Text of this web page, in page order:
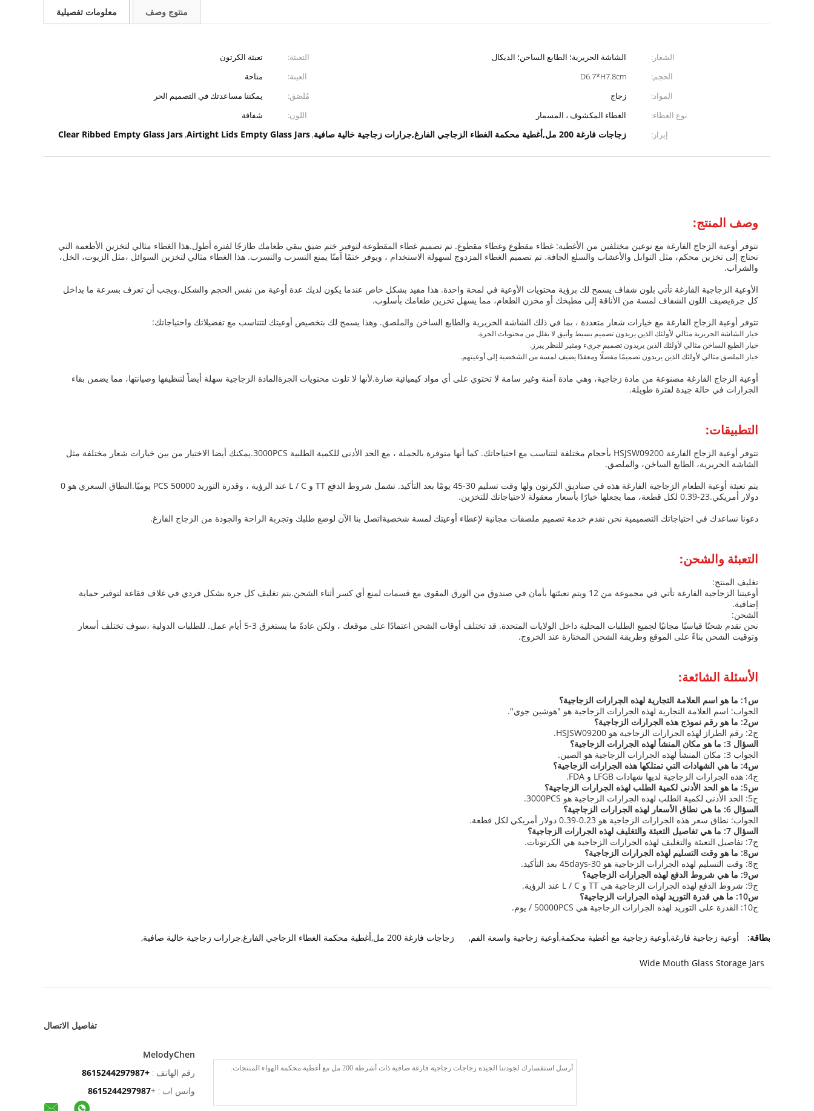
معلومات تفصيلية منتوج وصف
الشعار: الشاشة الحريرية؛ الطابع الساخن؛ الديكال التعبئة:
تعبئة الكرتون
الحجم:
D6.7*H7.8cm العينة:
متاحة
المواد:
زجاج مُلصَق:
يمكننا مساعدتك في التصميم الحر
نوع الغطاء:
الغطاء المكشوف ، المسمار اللون:
شفافة
إبراز:
زجاجات فارغة 200 مل,أغطية محكمة الغطاء الزجاجي الفارغ,جرارات زجاجية خالية صافية ,
Airtight Lids Empty Glass Jars
,
Clear Ribbed Empty Glass Jars
وصف المنتج:
تتوفر أوعية الزجاج الفارغة مع نوعين مختلفين من الأغطية: غطاء مقطوع وغطاء مقطوع. تم تصميم غطاء المقطوعة لتوفير ختم ضيق يبقي طعامك طازجًا لفترة أطول.هذا الغطاء مثالي لتخزين الأطعمة التي
تحتاج إلى تخزين محكم، مثل التوابل والأعشاب والسلع الجافة. تم تصميم الغطاء المزدوج لسهولة الاستخدام ، ويوفر ختمًا آمنًا يمنع التسرب والتسرب. هذا الغطاء مثالي لتخزين السوائل ،مثل الزيوت، الخل،
والشراب.
الأوعية الزجاجية الفارغة تأتي بلون شفاف يسمح لك برؤية محتويات الأوعية في لمحة واحدة. هذا مفيد بشكل خاص عندما يكون لديك عدة أوعية من نفس الحجم والشكل،ويجب أن تعرف بسرعة ما بداخل
كل جرةيضيف اللون الشفاف لمسة من الأناقة إلى مطبخك أو مخزن الطعام، مما يسهل تخزين طعامك بأسلوب.
تتوفر أوعية الزجاج الفارغة مع خيارات شعار متعددة ، بما في ذلك الشاشة الحريرية والطابع الساخن والملصق. وهذا يسمح لك بتخصيص أوعيتك لتتناسب مع تفضيلاتك واحتياجاتك:
خيار الشاشة الحريرية مثالي لأولئك الذين يريدون تصميم بسيط وأنيق لا يقلل من محتويات الجرة.
خيار الطبع الساخن مثالي لأولئك الذين يريدون تصميم جريء ومثير للنظر يبرز.
خيار الملصق مثالي لأولئك الذين يريدون تصميمًا مفصلًا ومعقدًا يضيف لمسة من الشخصية إلى أوعيتهم.
أوعية الزجاج الفارغة مصنوعة من مادة زجاجية، وهي مادة آمنة وغير سامة لا تحتوي على أي مواد كيميائية ضارة.لأنها لا تلوث محتويات الجرةالمادة الزجاجية سهلة أيضاً لتنظيفها وصيانتها، مما يضمن بقاء
الجرارات في حالة جيدة لفترة طويلة.
التطبيقات:
تتوفر أوعية الزجاج الفارغة HSJSW09200 بأحجام مختلفة لتتناسب مع احتياجاتك. كما أنها متوفرة بالجملة ، مع الحد الأدنى للكمية الطلبية 3000PCS.يمكنك أيضا الاختيار من بين خيارات شعار مختلفة مثل
الشاشة الحريرية، الطابع الساخن، والملصق.
يتم تعبئة أوعية الطعام الزجاجية الفارغة هذه في صناديق الكرتون ولها وقت تسليم 30-45 يومًا بعد التأكيد. تشمل شروط الدفع TT و L / C عند الرؤية ، وقدرة التوريد 50000 PCS يوميًا.النطاق السعري هو 0
دولار أمريكي.23-0.39 لكل قطعة، مما يجعلها خيارًا بأسعار معقولة لاحتياجاتك للتخزين.
دعونا نساعدك في احتياجاتك التصميمية نحن نقدم خدمة تصميم ملصقات مجانية لإعطاء أوعيتك لمسة شخصيةاتصل بنا الآن لوضع طلبك وتجربة الراحة والجودة من الزجاج الفارغ.
التعبئة والشحن:
تغليف المنتج:
أوعيتنا الزجاجية الفارغة تأتي في مجموعة من 12 ويتم تعبئتها بأمان في صندوق من الورق المقوى مع قسمات لمنع أي كسر أثناء الشحن.يتم تغليف كل جرة بشكل فردي في غلاف فقاعة لتوفير حماية
إضافية.
الشحن:
نحن نقدم شحنًا قياسيًا مجانيًا لجميع الطلبات المحلية داخل الولايات المتحدة. قد تختلف أوقات الشحن اعتمادًا على موقعك ، ولكن عادةً ما يستغرق 3-5 أيام عمل. للطلبات الدولية ،سوف تختلف أسعار
وتوقيت الشحن بناءً على الموقع وطريقة الشحن المختارة عند الخروج.
الأسئلة الشائعة:
س1: ما هو اسم العلامة التجارية لهذه الجرارات الزجاجية؟
الجواب: اسم العلامة التجارية لهذه الجرارات الزجاجية هو "هوشين جوي".
س2: ما هو رقم نموذج هذه الجرارات الزجاجية؟
ج2: رقم الطراز لهذه الجرارات الزجاجية هو HSJSW09200.
السؤال 3: ما هو مكان المنشأ لهذه الجرارات الزجاجية؟
الجواب 3: مكان المنشأ لهذه الجرارات الزجاجية هو الصين.
س4: ما هي الشهادات التي تمتلكها هذه الجرارات الزجاجية؟
ج4: هذه الجرارات الزجاجية لديها شهادات LFGB و FDA.
س5: ما هو الحد الأدنى لكمية الطلب لهذه الجرارات الزجاجية؟
ج5: الحد الأدنى لكمية الطلب لهذه الجرارات الزجاجية هو 3000PCS.
السؤال 6: ما هي نطاق الأسعار لهذه الجرارات الزجاجية؟
الجواب: نطاق سعر هذه الجرارات الزجاجية هو 0.23-0.39 دولار أمريكي لكل قطعة.
السؤال 7: ما هي تفاصيل التعبئة والتغليف لهذه الجرارات الزجاجية؟
ج7: تفاصيل التعبئة والتغليف لهذه الجرارات الزجاجية هي الكرتونات.
س8: ما هو وقت التسليم لهذه الجرارات الزجاجية؟
ج8: وقت التسليم لهذه الجرارات الزجاجية هو 30-45days بعد التأكيد.
س9: ما هي شروط الدفع لهذه الجرارات الزجاجية؟
ج9: شروط الدفع لهذه الجرارات الزجاجية هي TT و L / C عند الرؤية.
س10: ما هي قدرة التوريد لهذه الجرارات الزجاجية؟
ج10: القدرة على التوريد لهذه الجرارات الزجاجية هي 50000PCS / يوم.
بطاقة: أوعية زجاجية فارغة,أوعية زجاجية مع أغطية محكمة,أوعية زجاجية واسعة الفم, زجاجات فارغة 200 مل,أغطية محكمة الغطاء الزجاجي الفارغ,جرارات زجاجية خالية صافية ,
Wide Mouth Glass Storage Jars
تفاصيل الاتصال
MelodyChen
رقم الهاتف : +8615244297987
واتس اب : +
8615244297987